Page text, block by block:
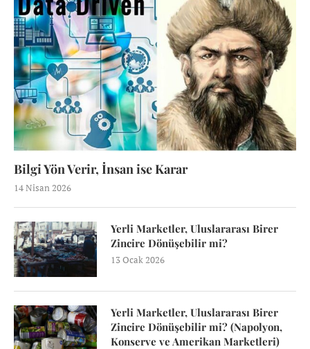
Bilgi Yön Verir, İnsan ise Karar
14 Nisan 2026
Yerli Marketler, Uluslararası Birer
Zincire Dönüşebilir mi?
13 Ocak 2026
Yerli Marketler, Uluslararası Birer
Zincire Dönüşebilir mi? (Napolyon,
Konserve ve Amerikan Marketleri)